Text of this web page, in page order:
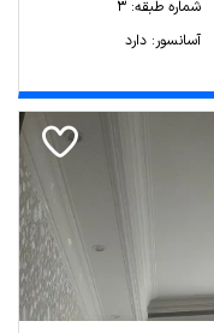
شماره طبقه: 3
آسانسور: دارد